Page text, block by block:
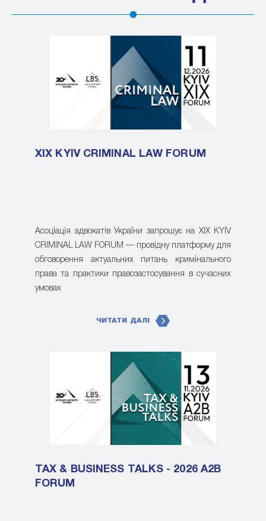
XIX KYIV CRIMINAL LAW FORUM
Асоціація адвокатів України запрошує на XIX KYIV
CRIMINAL LAW FORUM — провідну платформу для
обговорення актуальних питань кримінального
права та практики правозастосування в сучасних
умовах
ЧИТАТИ ДАЛІ
TAX & BUSINESS TALKS - 2026 A2B
FORUM